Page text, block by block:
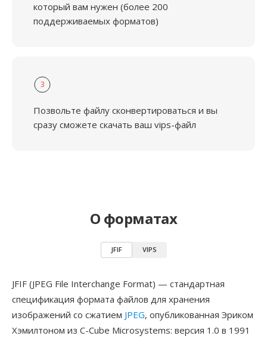
который вам нужен (более 200
поддерживаемых форматов)
3
Позвольте файлу сконвертироваться и вы
сразу сможете скачать ваш vips-файл
О форматах
JFIF VIPS
JFIF (JPEG File Interchange Format) — стандартная
спецификация формата файлов для хранения
изображений со сжатием JPEG, опубликованная Эриком
Хэмилтоном из C-Cube Microsystems: версия 1.0 в 1991